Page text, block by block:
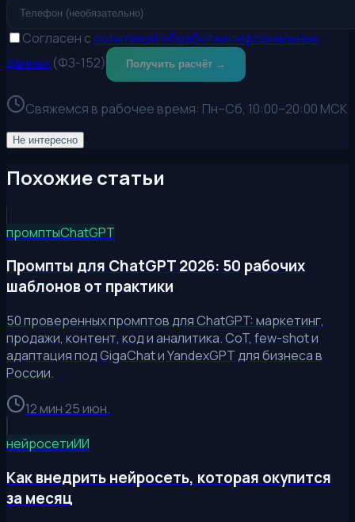
Согласен сполитикой обработки персональных
данных (ФЗ-152) Получить расчёт →
Свяжемся в рабочее время: Пн–Сб, 10:00–20:00 МСК
Не интересно
Похожие статьи
промптыChatGPT
Промпты для ChatGPT 2026: 50 рабочих
шаблонов от практики
50 проверенных промптов для ChatGPT: маркетинг,
продажи, контент, код и аналитика. CoT, few-shot и
адаптация под GigaChat и YandexGPT для бизнеса в
России.
12 мин·25 июн.
нейросетиИИ
Как внедрить нейросеть, которая окупится
за месяц